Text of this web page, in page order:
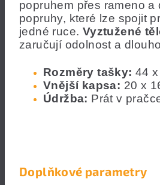
popruhem přes rameno a
popruhy, které lze spojit
jedné ruce. Vyztužené
zaručují odolnost a
Rozměry tašky: 44
Vnější kapsa: 20 x
Údržba: Prát v
Doplňkové parametry